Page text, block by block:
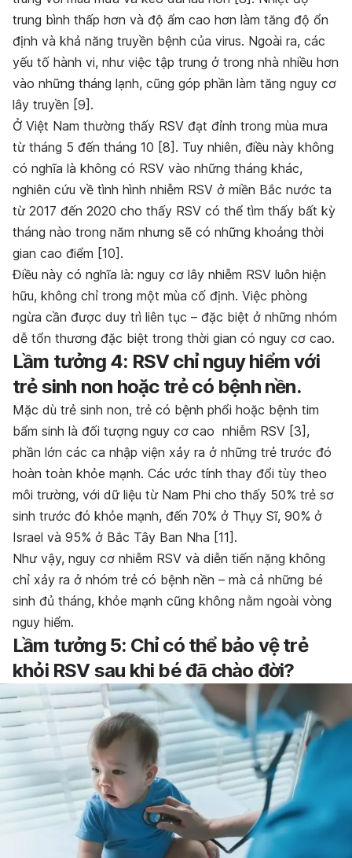
trung bình thấp hơn và độ ẩm cao hơn làm tăng độ ổn
định và khả năng truyền bệnh của virus. Ngoài ra, các
yếu tố hành vi, như việc tập trung ở trong nhà nhiều hơn
vào những tháng lạnh, cũng góp phần làm tăng nguy cơ
lây truyền [9].
Ở Việt Nam thường thấy RSV đạt đỉnh trong mùa mưa
từ tháng 5 đến tháng 10 [8]. Tuy nhiên, điều này không
có nghĩa là không có RSV vào những tháng khác,
nghiên cứu về tình hình nhiễm RSV ở miền Bắc nước ta
từ 2017 đến 2020 cho thấy RSV có thể tìm thấy bất kỳ
tháng nào trong năm nhưng sẽ có những khoảng thời
gian cao điểm [10].
Điều này có nghĩa là: nguy cơ lây nhiễm RSV luôn hiện
hữu, không chỉ trong một mùa cố định. Việc phòng
ngừa cần được duy trì liên tục – đặc biệt ở những nhóm
dễ tổn thương đặc biệt trong thời gian có nguy cơ cao.
Lầm tưởng 4: RSV chỉ nguy hiểm với
trẻ sinh non hoặc trẻ có bệnh nền.
Mặc dù trẻ sinh non, trẻ có bệnh phổi hoặc bệnh tim
bẩm sinh là đối tượng nguy cơ cao nhiễm RSV [3],
phần lớn các ca nhập viện xảy ra ở những trẻ trước đó
hoàn toàn khỏe mạnh. Các ước tính thay đổi tùy theo
môi trường, với dữ liệu từ Nam Phi cho thấy 50% trẻ sơ
sinh trước đó khỏe mạnh, đến 70% ở Thụy Sĩ, 90% ở
Israel và 95% ở Bắc Tây Ban Nha [11].
Như vậy, nguy cơ nhiễm RSV và diễn tiến nặng không
chỉ xảy ra ở nhóm trẻ có bệnh nền – mà cả những bé
sinh đủ tháng, khỏe mạnh cũng không nằm ngoài vòng
nguy hiểm.
Lầm tưởng 5: Chỉ có thể bảo vệ trẻ
khỏi RSV sau khi bé đã chào đời?